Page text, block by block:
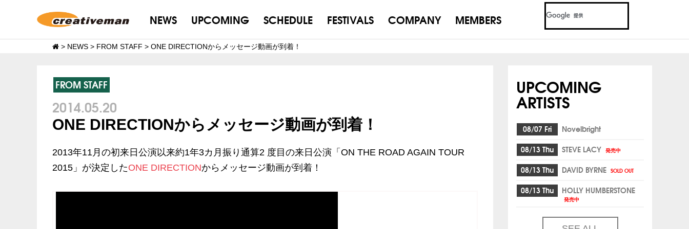
NEWS UPCOMING SCHEDULE FESTIVALS COMPANY MEMBERS
> NEWS > FROM STAFF > ONE DIRECTIONからメッセージ動画が到着！
FROM STAFF
2014.05.20
ONE DIRECTIONからメッセージ動画が到着！
2013年11月の初来日公演以来約1年3カ月振り通算2 度目の来日公演「ON THE ROAD AGAIN TOUR
2015」が決定したONE DIRECTIONからメッセージ動画が到着！
UPCOMING
ARTISTS
08/07 Fri
Novelbright
08/13 Thu
STEVE LACY 発売中
08/13 Thu DAVID BYRNE SOLD OUT
08/13 Thu HOLLY HUMBERSTONE
発売中